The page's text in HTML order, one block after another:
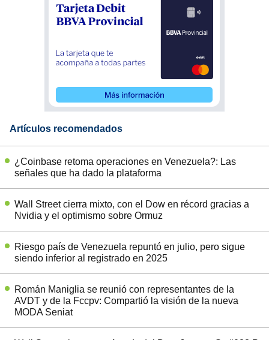
Artículos recomendados
¿Coinbase retoma operaciones en Venezuela?: Las
señales que ha dado la plataforma
Wall Street cierra mixto, con el Dow en récord gracias a
Nvidia y el optimismo sobre Ormuz
Riesgo país de Venezuela repuntó en julio, pero sigue
siendo inferior al registrado en 2025
Román Maniglia se reunió con representantes de la
AVDT y de la Fccpv: Compartió la visión de la nueva
MODA Seniat